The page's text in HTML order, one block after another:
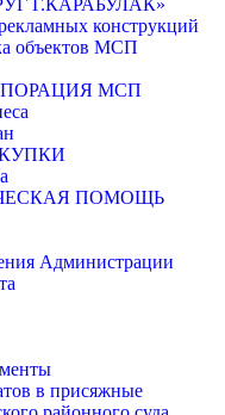
конструкций
объектов МСП
МСП
ПОМОЩЬ
Администрации
в присяжные